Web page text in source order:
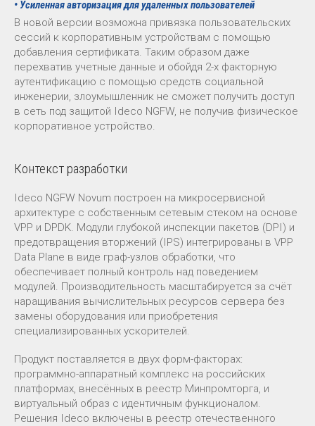
• Усиленная авторизация для удаленных пользователей
В новой версии возможна привязка пользовательских
сессий к корпоративным устройствам с помощью
добавления сертификата. Таким образом даже
перехватив учетные данные и обойдя 2-х факторную
аутентификацию с помощью средств социальной
инженерии, злоумышленник не сможет получить доступ
в сеть под защитой Ideco NGFW, не получив физическое
корпоративное устройство.
Контекст разработки
Ideco NGFW Novum построен на микросервисной
архитектуре с собственным сетевым стеком на основе
VPP и DPDK. Модули глубокой инспекции пакетов (DPI) и
предотвращения вторжений (IPS) интегрированы в VPP
Data Plane в виде граф-узлов обработки, что
обеспечивает полный контроль над поведением
модулей. Производительность масштабируется за счёт
наращивания вычислительных ресурсов сервера без
замены оборудования или приобретения
специализированных ускорителей.
Продукт поставляется в двух форм-факторах:
программно-аппаратный комплекс на российских
платформах, внесённых в реестр Минпромторга, и
виртуальный образ с идентичным функционалом.
Решения Ideco включены в реестр отечественного